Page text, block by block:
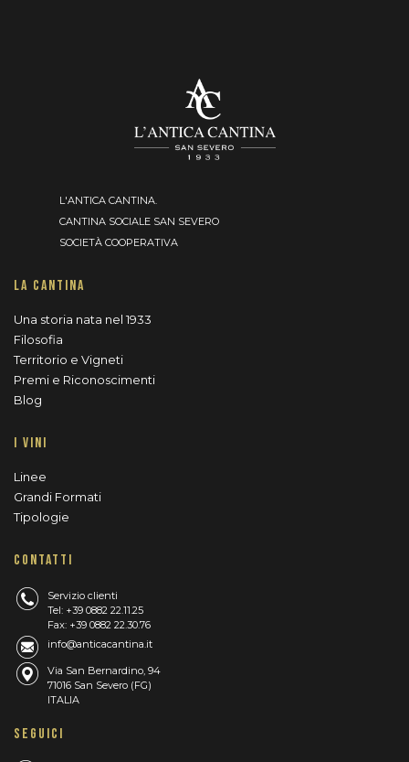
L'ANTICA CANTINA.
CANTINA SOCIALE SAN SEVERO
SOCIETÀ COOPERATIVA
LA CANTINA
Una storia nata nel 1933
Filosofia
Territorio e Vigneti
Premi e Riconoscimenti
Blog
I VINI
Linee
Grandi Formati
Tipologie
CONTATTI
Servizio clienti
Tel: +39 0882 22.11.25
Fax: +39 0882 22.30.76
info@anticacantina.it
Via San Bernardino, 94
71016 San Severo (FG)
ITALIA
SEGUICI